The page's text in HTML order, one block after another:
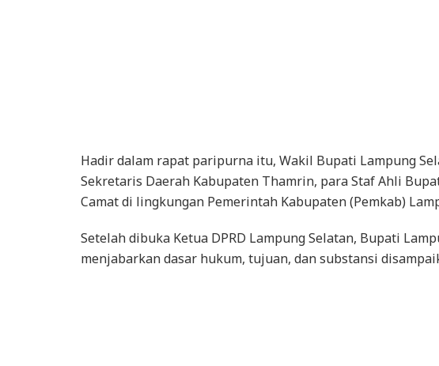
Hadir dalam rapat paripurna itu, Wakil Bupati Lampung
Sekretaris Daerah Kabupaten Thamrin, para Staf Ahli
Camat di lingkungan Pemerintah Kabupaten (Pemkab)
Setelah dibuka Ketua DPRD Lampung Selatan, Bupati
menjabarkan dasar hukum, tujuan, dan substansi